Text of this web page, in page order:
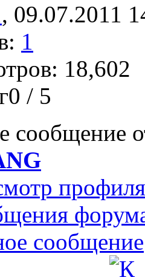
, 09.07.2011
1
18,602
/ 5
сообщение
профиля
сообщение